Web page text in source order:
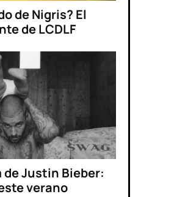
de Nigris? El
de LCDLF
de Justin Bieber:
verano